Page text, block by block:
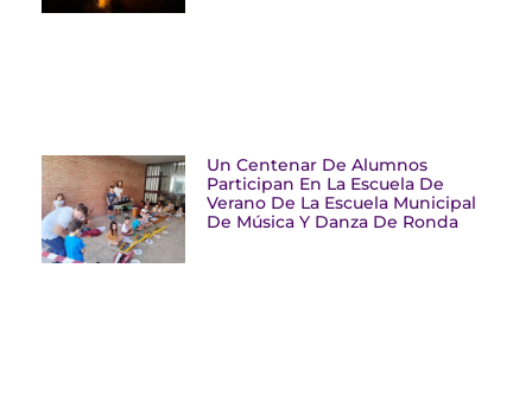
Un Centenar De Alumnos
Participan En La Escuela De
Verano De La Escuela Municipal
De Música Y Danza De Ronda